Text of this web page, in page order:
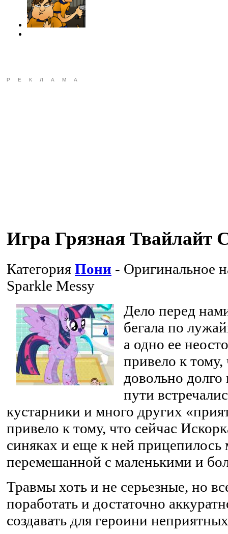
РЕКЛАМА
Игра Грязная Твайлайт
Категория Пони - Оригинальное
Sparkle Messy
Дело перед
бегала по
а одно ее
привело к
довольно долго
пути
кустарники и много других
привело к тому, что сейчас
синяках и еще к ней прицепилось
перемешанной с маленькими и
Травмы хоть и не серьезные, но
поработать и достаточно
создавать для героини